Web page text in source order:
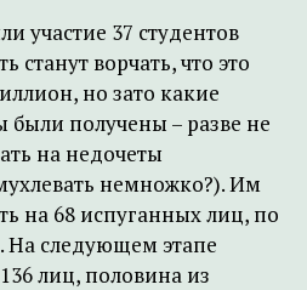
участие 37 студентов
станут ворчать, что это
но зато какие
были получены – разве не
на недочеты
немножко?). Им
на 68 испуганных лиц, по
На следующем этапе
лиц, половина из